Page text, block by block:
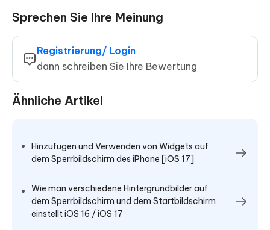
Sprechen Sie Ihre Meinung
Registrierung/ Login
dann schreiben Sie Ihre Bewertung
Ähnliche Artikel
Hinzufügen und Verwenden von Widgets auf
dem Sperrbildschirm des iPhone [iOS 17]
Wie man verschiedene Hintergrundbilder auf
dem Sperrbildschirm und dem Startbildschirm
einstellt iOS 16 / iOS 17